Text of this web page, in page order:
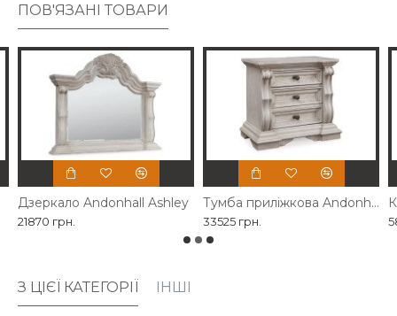
ПОВ'ЯЗАНІ ТОВАРИ
Дзеркало Andonhall Ashley
21870 грн.
Тумба приліжкова Andonhall Ashley
33525 грн.
З ЦІЄЇ КАТЕГОРІЇ ІНШІ